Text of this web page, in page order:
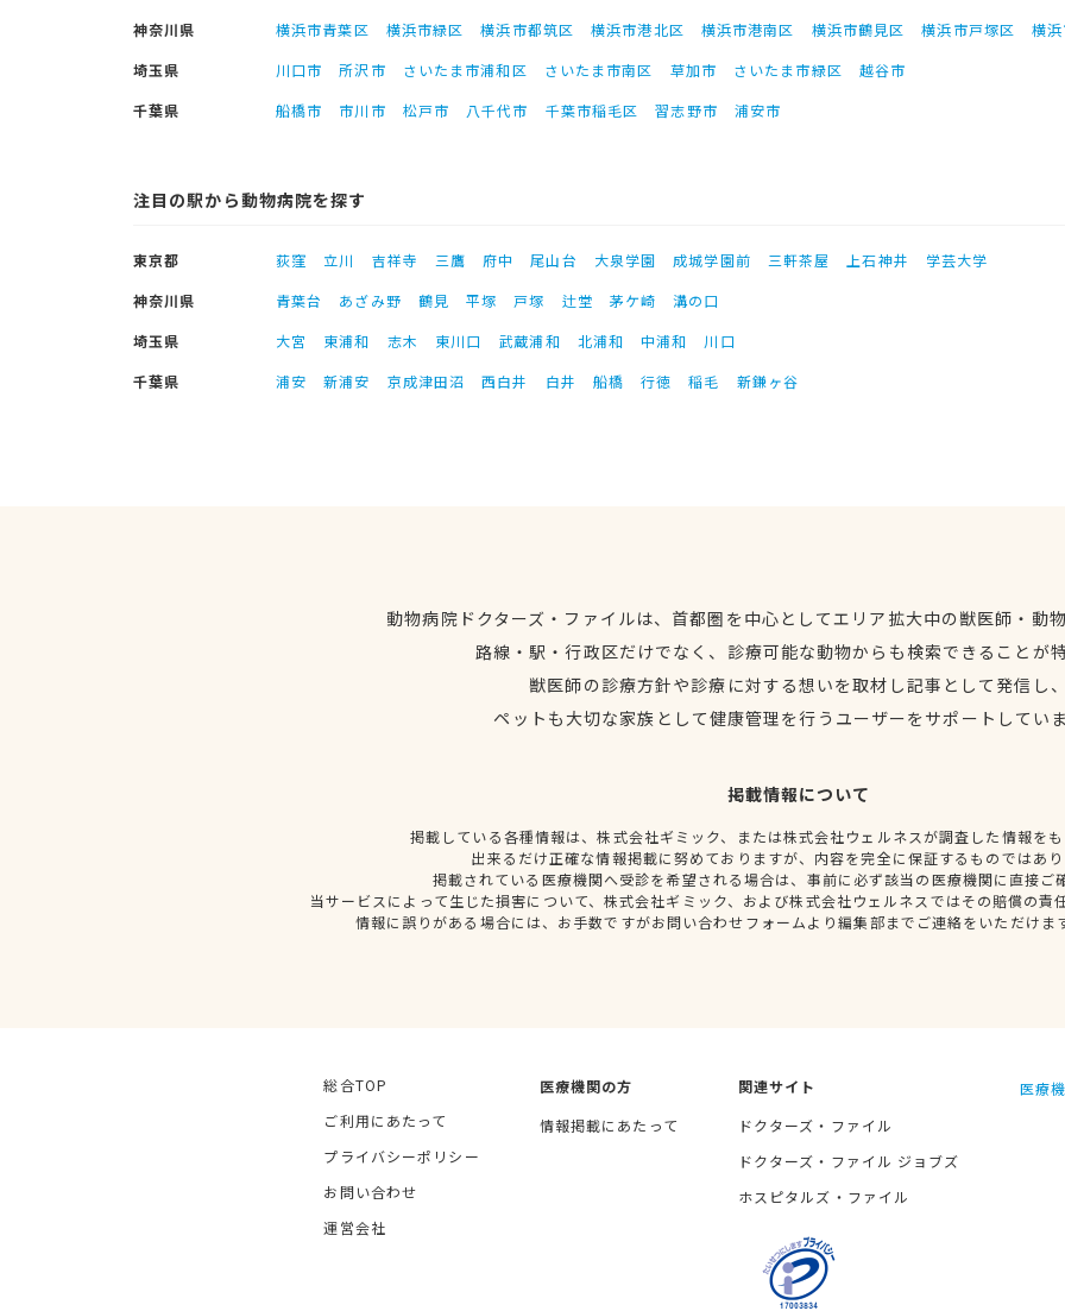
神奈川県
横浜市青葉区 横浜市緑区 横浜市都筑区 横浜市港北区 横浜市港南区 横浜市鶴見区 横浜市戸塚区
横
埼玉県
川口市 所沢市 さいたま市浦和区 さいたま市南区 草加市 さいたま市緑区
越谷市
千葉県
船橋市 市川市 松戸市 八千代市 千葉市稲毛区 習志野市 浦安市
注目の駅から動物病院を探す
東京都 荻窪 立川 吉祥寺 三鷹 府中 尾山台 大泉学園 成城学園前 三軒茶屋 上石神井
学芸大学
神奈川県
青葉台 あざみ野 鶴見 平塚 戸塚 辻堂 茅ケ崎
溝の口
埼玉県
大宮 東浦和 志木 東川口 武蔵浦和 北浦和 中浦和
川口
千葉県
浦安 新浦安 京成津田沼 西白井 白井 船橋 行徳 稲毛 新鎌ヶ谷
動物病院ドクターズ・ファイルは、首都圏を中心としてエリア拡大中の獣医師・動
路線・駅・行政区だけでなく、診療可能な動物からも検索できることが
獣医師の診療方針や診療に対する想いを取材し記事として発信し
ペットも大切な家族として健康管理を行うユーザーをサポートしてい
掲載情報について
掲載している各種情報は、株式会社ギミック、または株式会社ウェルネスが調査した情報を
出来るだけ正確な情報掲載に努めておりますが、内容を完全に保証するものではあ
掲載されている医療機関へ受診を希望される場合は、事前に必ず該当の医療機関に直接ご
当サービスによって生じた損害について、株式会社ギミック、および株式会社ウェルネスではその賠償の責
情報に誤りがある場合には、お手数ですがお問い合わせフォームより編集部までご連絡をいただけま
総合TOP
ご利用にあたって
プライバシーポリシー
お問い合わせ
運営会社
医療機関の方
情報掲載にあたって
関連サイト
ドクターズ・ファイル
ドクターズ・ファイル ジョブズ
ホスピタルズ・ファイル
医療